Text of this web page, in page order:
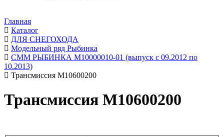
Главная
Каталог
ДЛЯ СНЕГОХОДА
Модельный ряд Рыбинка
СММ РЫБИНКА M10000010-01 (выпуск с 09.2012 по
10.2013)
Трансмиссия М10600200
Трансмиссия М10600200